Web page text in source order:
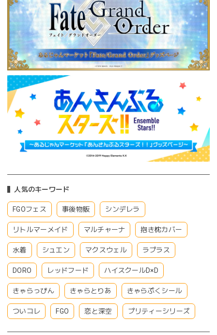
人気のキーワード
FGOフェス 事後物販 シンデレラ
リトルマーメイド マルチャーナ 抱き枕カバー
水着 シュエン マクスウェル ラプラス
DORO レッドフード ハイスクールD×D
きゃらっぴん きゃらとりあ きゃらぷくシール
ついコレ FGO 恋と深空 プリティーシリーズ